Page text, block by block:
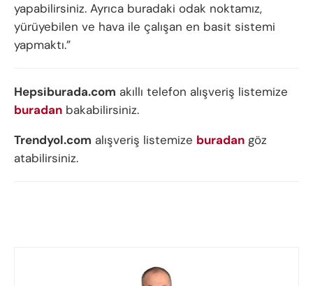
yapabilirsiniz. Ayrıca buradaki odak noktamız,
yürüyebilen ve hava ile çalışan en basit sistemi
yapmaktı.”
Hepsiburada.com akıllı telefon alışveriş listemize
buradan bakabilirsiniz.
Trendyol.com alışveriş listemize buradan göz
atabilirsiniz.